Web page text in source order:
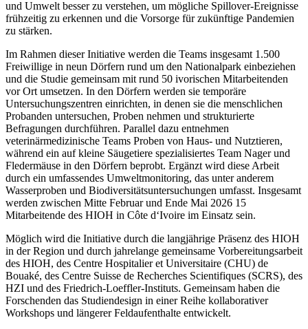
und Umwelt besser zu verstehen, um mögliche Spillover-Ereignisse
frühzeitig zu erkennen und die Vorsorge für zukünftige Pandemien
zu stärken.
Im Rahmen dieser Initiative werden die Teams insgesamt 1.500
Freiwillige in neun Dörfern rund um den Nationalpark einbeziehen
und die Studie gemeinsam mit rund 50 ivorischen Mitarbeitenden
vor Ort umsetzen. In den Dörfern werden sie temporäre
Untersuchungszentren einrichten, in denen sie die menschlichen
Probanden untersuchen, Proben nehmen und strukturierte
Befragungen durchführen. Parallel dazu entnehmen
veterinärmedizinische Teams Proben von Haus- und Nutztieren,
während ein auf kleine Säugetiere spezialisiertes Team Nager und
Fledermäuse in den Dörfern beprobt. Ergänzt wird diese Arbeit
durch ein umfassendes Umweltmonitoring, das unter anderem
Wasserproben und Biodiversitätsuntersuchungen umfasst. Insgesamt
werden zwischen Mitte Februar und Ende Mai 2026 15
Mitarbeitende des HIOH in Côte d‘Ivoire im Einsatz sein.
Möglich wird die Initiative durch die langjährige Präsenz des HIOH
in der Region und durch jahrelange gemeinsame Vorbereitungsarbeit
des HIOH, des Centre Hospitalier et Universitaire (CHU) de
Bouaké, des Centre Suisse de Recherches Scientifiques (SCRS), des
HZI und des Friedrich-Loeffler-Instituts. Gemeinsam haben die
Forschenden das Studiendesign in einer Reihe kollaborativer
Workshops und längerer Feldaufenthalte entwickelt.